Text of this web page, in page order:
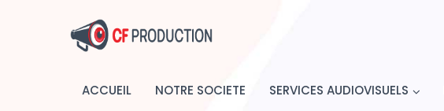
ACCUEIL NOTRE SOCIETE SERVICES AUDIOVISUELS